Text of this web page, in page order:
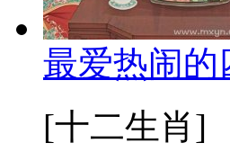
最爱热闹的
[十二生肖]